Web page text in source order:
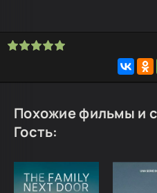
Похожие фильмы и
Гость: